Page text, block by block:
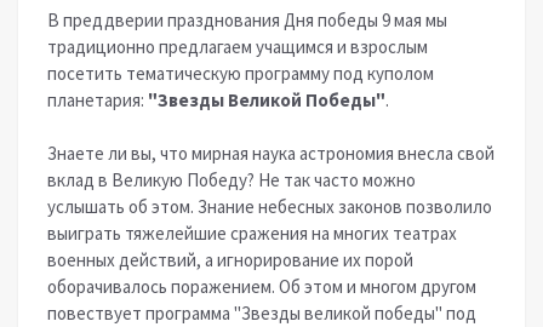
В преддверии празднования Дня победы 9 мая мы
традиционно предлагаем учащимся и взрослым
посетить тематическую программу под куполом
планетария: "Звезды Великой Победы".
Знаете ли вы, что мирная наука астрономия внесла свой
вклад в Великую Победу? Не так часто можно
услышать об этом. Знание небесных законов позволило
выиграть тяжелейшие сражения на многих театрах
военных действий, а игнорирование их порой
оборачивалось поражением. Об этом и многом другом
повествует программа "Звезды великой победы" под